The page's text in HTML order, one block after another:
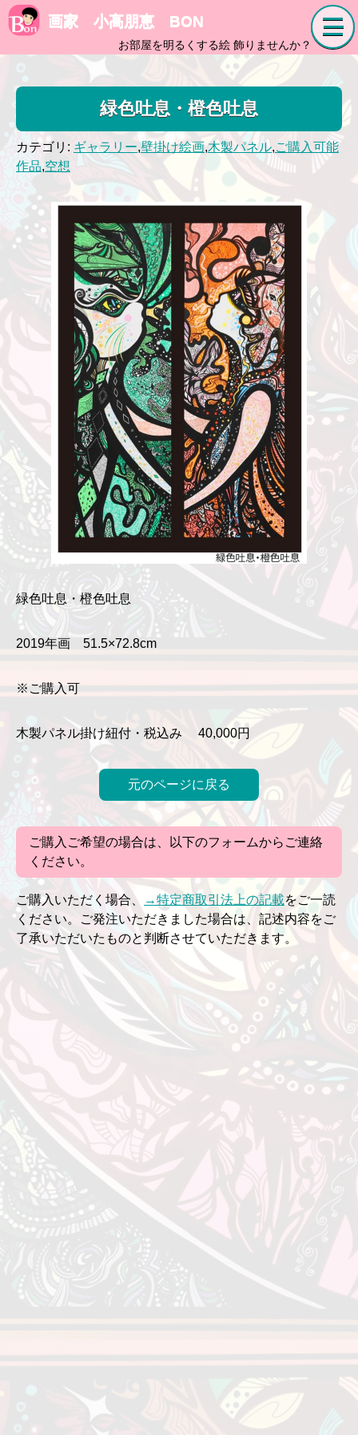
画家 小高朋恵 BON
お部屋を明るくする絵 飾りませんか？
緑色吐息・橙色吐息
カテゴリ: ギャラリー,壁掛け絵画,木製パネル,ご購入可能
作品,空想
緑色吐息・橙色吐息
2019年画 51.5×72.8cm
※ご購入可
木製パネル掛け紐付・税込み 40,000円
元のページに戻る
ご購入ご希望の場合は、以下のフォームからご連絡
ください。
ご購入いただく場合、 →特定商取引法上の記載をご一読
ください。ご発注いただきました場合は、記述内容をご
了承いただいたものと判断させていただきます。